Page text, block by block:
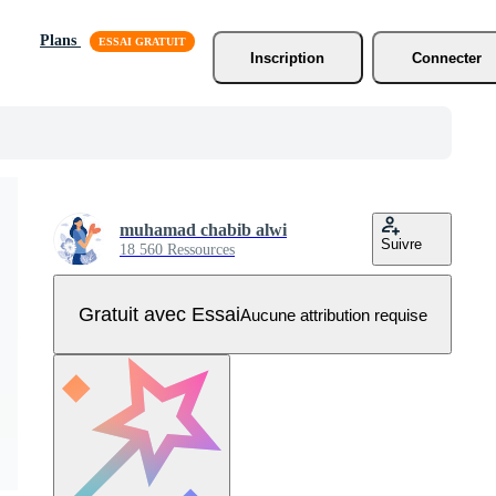
Plans
Inscription
Connecter
muhamad chabib alwi
18 560 Ressources Suivre
Gratuit avec EssaiAucune attribution requise